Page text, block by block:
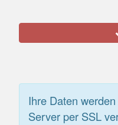
Ihre Daten
Server per SSL